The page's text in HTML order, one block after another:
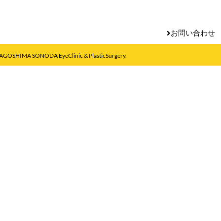
お問い合わせ
SONODA EyeClinic & PlasticSurgery.